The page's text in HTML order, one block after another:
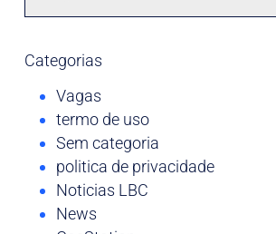
Categorias
Vagas
termo de uso
Sem categoria
politica de privacidade
Noticias LBC
News